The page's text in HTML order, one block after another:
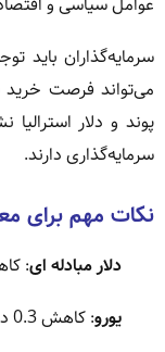
سرمایه‌گذاران باید
می‌تواند فرصت خرید
پوند و دلار
سرمایه‌گذاری دارند.
نکات مهم برای
دلار مبادله ای: کاهش 0.16
یورو: کاهش 0.3 درصدی به 84376 تومان